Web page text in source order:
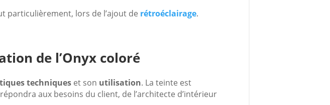
particulièrement, lors de l’ajout de rétroéclairage.
de l’Onyx coloré
techniques et son utilisation. La teinte est
aux besoins du client, de l’architecte d’intérieur